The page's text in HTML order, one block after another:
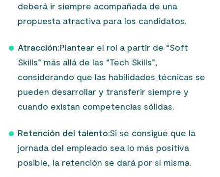
deberá ir siempre acompañada de una
propuesta atractiva para los candidatos.
Atracción:Plantear el rol a partir de “Soft
Skills” más allá de las “Tech Skills”,
considerando que las habilidades técnicas se
pueden desarrollar y transferir siempre y
cuando existan competencias sólidas.
Retención del talento:Si se consigue que la
jornada del empleado sea lo más positiva
posible, la retención se dará por sí misma.